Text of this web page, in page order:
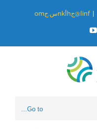
infا@جhأnkس.جom
موقع
Go to...